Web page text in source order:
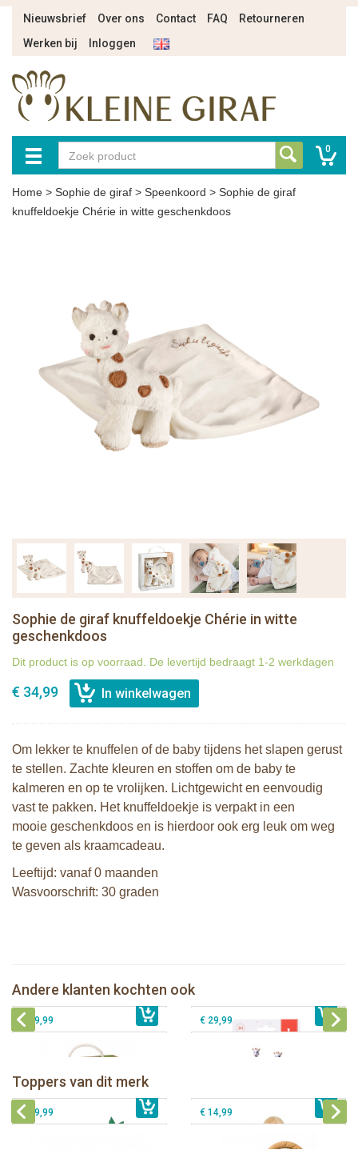
Nieuwsbrief Over ons Contact FAQ
Retourneren
Werken bij
Inloggen
0
Home > Sophie de giraf > Speenkoord > Sophie de giraf
knuffeldoekje Chérie in witte geschenkdoos
Sophie de giraf knuffeldoekje Chérie in witte
geschenkdoos
Dit product is op voorraad. De levertijd bedraagt 1-2 werkdagen
€ 34,99
Om lekker te knuffelen of de baby tijdens het slapen gerust
te stellen. Zachte kleuren en stoffen om de baby te
kalmeren en op te vrolijken. Lichtgewicht en eenvoudig
vast te pakken. Het knuffeldoekje is verpakt in een
mooie geschenkdoos en is hierdoor ook erg leuk om weg
te geven als kraamcadeau.
Leeftijd: vanaf 0 maanden
Wasvoorschrift: 30 graden
Andere klanten kochten ook
€ 10,99
Sophie de giraf So'Pure Senso'Ball
€ 19,99 € 29,99
Toppers van dit merk
Sophie de giraf Rollin' speelrol IEUF
€ 26,99
Sophie de giraf Baby Seat & Play
IEUF
Sophie de giraf Activity Wheel
€ 39,99 € 14,99